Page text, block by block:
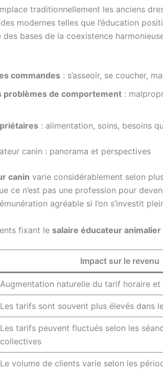
traditionnellement les anciens
modernes telles que l’éducation
des bases de la coexistence
commandes : s’asseoir, se coucher,
problèmes de comportement :
: alimentation, soins, besoins
canin : panorama et perspectives
canin varie considérablement selon
ce n’est pas une profession pour
agréable si l’on s’investit
fixant le salaire éducateur animalier
Impact sur le revenu
Augmentation naturelle du tarif horaire
Les tarifs sont souvent plus élevés dans
Les tarifs peuvent fluctués selon les
collectives
Le volume de clients varie selon les